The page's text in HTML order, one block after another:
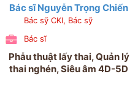
Bác sĩ Nguyễn Trọng Chiến
Bác sỹ CKI, Bác sỹ
Bác sĩ
Phẫu thuật lấy thai, Quản lý
thai nghén, Siêu âm 4D-5D